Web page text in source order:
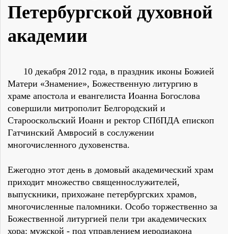
Петербургской духовной
академии
10 декабря 2012 года, в праздник иконы Божией
Матери «Знамение», Божественную литургию в
храме апостола и евангелиста Иоанна Богослова
совершили митрополит Белгородский и
Старооскольский Иоанн и ректор СПбПДА епископ
Гатчинский Амвросий в сослужении
многочисленного духовенства.
Ежегодно этот день в домовый академический храм
приходит множество священнослужителей,
выпускники, прихожане петербургских храмов,
многочисленные паломники. Особо торжественно за
Божественной литургией пели три академических
хора: мужской - под управлением иеродиакона